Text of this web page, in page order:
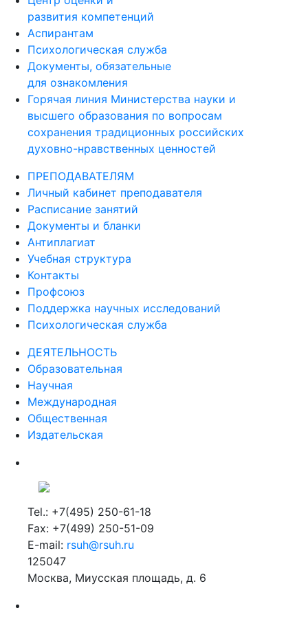
развития компетенций
Аспирантам
Психологическая служба
Документы, обязательные
для ознакомления
Горячая линия Министерства науки и
высшего образования по вопросам
сохранения традиционных российских
духовно-нравственных ценностей
ПРЕПОДАВАТЕЛЯМ
Личный кабинет преподавателя
Расписание занятий
Документы и бланки
Антиплагиат
Учебная структура
Контакты
Профсоюз
Поддержка научных исследований
Психологическая служба
ДЕЯТЕЛЬНОСТЬ
Образовательная
Научная
Международная
Общественная
Издательская
Tel.: +7(495) 250-61-18
Fax: +7(499) 250-51-09
E-mail: rsuh@rsuh.ru
125047
Москва, Миусская площадь, д. 6